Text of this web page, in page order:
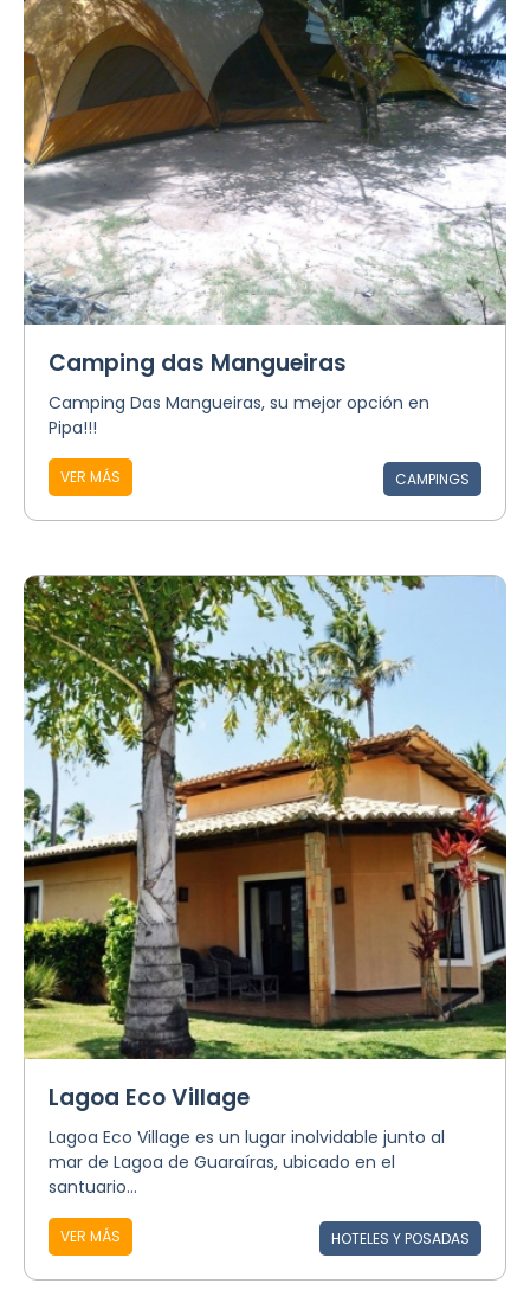
Camping das Mangueiras
Camping Das Mangueiras, su mejor opción en
Pipa!!!
VER MÁS CAMPINGS
Lagoa Eco Village
Lagoa Eco Village es un lugar inolvidable junto al
mar de Lagoa de Guaraíras, ubicado en el
santuario...
VER MÁS HOTELES Y POSADAS